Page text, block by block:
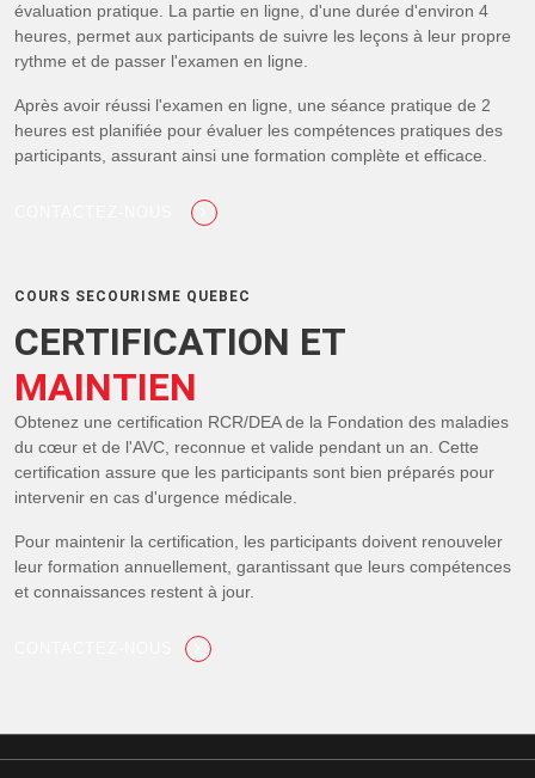
évaluation pratique. La partie en ligne, d'une durée d'environ 4
heures, permet aux participants de suivre les leçons à leur propre
rythme et de passer l'examen en ligne.
Après avoir réussi l'examen en ligne, une séance pratique de 2
heures est planifiée pour évaluer les compétences pratiques des
participants, assurant ainsi une formation complète et efficace.
COURS SECOURISME QUEBEC
CERTIFICATION ET
MAINTIEN
Obtenez une certification RCR/DEA de la Fondation des maladies
du cœur et de l'AVC, reconnue et valide pendant un an. Cette
certification assure que les participants sont bien préparés pour
intervenir en cas d'urgence médicale.
Pour maintenir la certification, les participants doivent renouveler
leur formation annuellement, garantissant que leurs compétences
et connaissances restent à jour.